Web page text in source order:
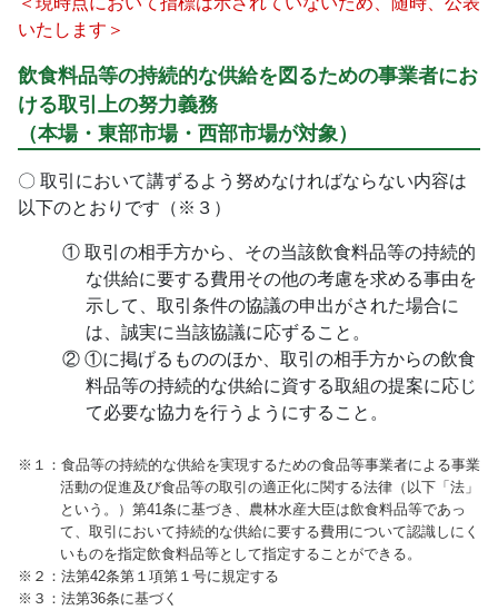
いたします＞
飲食料品等の持続的な供給を図るための事業者にお
ける取引上の努力義務
（本場・東部市場・西部市場が対象）
〇 取引において講ずるよう努めなければならない内容は
以下のとおりです（※３）
① 取引の相手方から、その当該飲食料品等の持続的
な供給に要する費用その他の考慮を求める事由を
示して、取引条件の協議の申出がされた場合に
は、誠実に当該協議に応ずること。
② ①に掲げるもののほか、取引の相手方からの飲食
料品等の持続的な供給に資する取組の提案に応じ
て必要な協力を行うようにすること。
※１：食品等の持続的な供給を実現するための食品等事業者による事業
活動の促進及び食品等の取引の適正化に関する法律（以下「法」
という。）第41条に基づき、農林水産大臣は飲食料品等であっ
て、取引において持続的な供給に要する費用について認識しにく
いものを指定飲食料品等として指定することができる。
※２：法第42条第１項第１号に規定する
※３：法第36条に基づく